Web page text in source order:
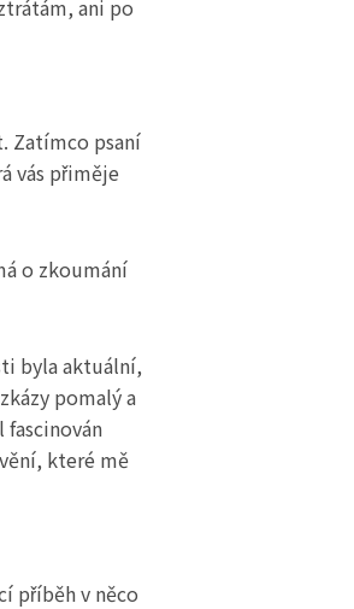
ani po
Zatímco psaní
vás přiměje
o zkoumání
byla aktuální,
pomalý a
které mě
příběh v něco